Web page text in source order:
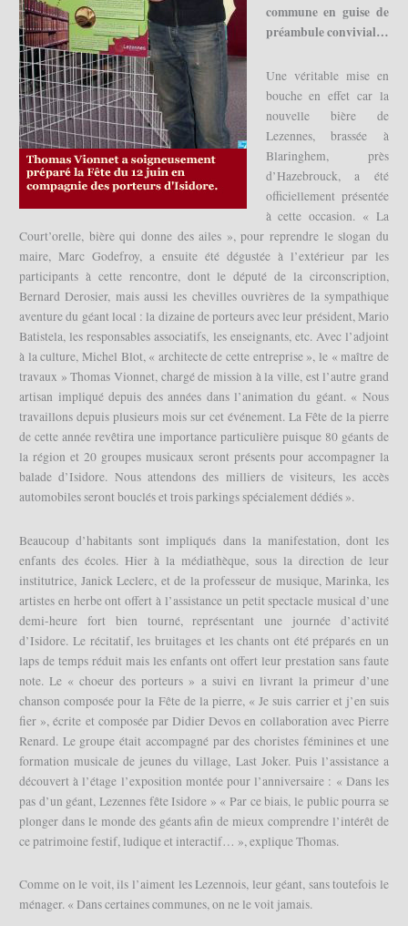
commune en guise de
préambule convivial…
Une véritable mise en
bouche en effet car la
nouvelle bière de
Lezennes, brassée à
Blaringhem, près
d’Hazebrouck, a été
officiellement présentée
à cette occasion. « La
Court’orelle, bière qui donne des ailes », pour reprendre le slogan du
maire, Marc Godefroy, a ensuite été dégustée à l’extérieur par les
participants à cette rencontre, dont le député de la circonscription,
Bernard Derosier, mais aussi les chevilles ouvrières de la sympathique
aventure du géant local : la dizaine de porteurs avec leur président, Mario
Batistela, les responsables associatifs, les enseignants, etc. Avec l’adjoint
à la culture, Michel Blot, « architecte de cette entreprise », le « maître de
travaux » Thomas Vionnet, chargé de mission à la ville, est l’autre grand
artisan impliqué depuis des années dans l’animation du géant. « Nous
travaillons depuis plusieurs mois sur cet événement. La Fête de la pierre
de cette année revêtira une importance particulière puisque 80 géants de
la région et 20 groupes musicaux seront présents pour accompagner la
balade d’Isidore. Nous attendons des milliers de visiteurs, les accès
automobiles seront bouclés et trois parkings spécialement dédiés ».
Beaucoup d’habitants sont impliqués dans la manifestation, dont les
enfants des écoles. Hier à la médiathèque, sous la direction de leur
institutrice, Janick Leclerc, et de la professeur de musique, Marinka, les
artistes en herbe ont offert à l’assistance un petit spectacle musical d’une
demi-heure fort bien tourné, représentant une journée d’activité
d’Isidore. Le récitatif, les bruitages et les chants ont été préparés en un
laps de temps réduit mais les enfants ont offert leur prestation sans faute
note. Le « choeur des porteurs » a suivi en livrant la primeur d’une
chanson composée pour la Fête de la pierre, « Je suis carrier et j’en suis
fier », écrite et composée par Didier Devos en collaboration avec Pierre
Renard. Le groupe était accompagné par des choristes féminines et une
formation musicale de jeunes du village, Last Joker. Puis l’assistance a
découvert à l’étage l’exposition montée pour l’anniversaire : « Dans les
pas d’un géant, Lezennes fête Isidore » « Par ce biais, le public pourra se
plonger dans le monde des géants afin de mieux comprendre l’intérêt de
ce patrimoine festif, ludique et interactif… », explique Thomas.
Comme on le voit, ils l’aiment les Lezennois, leur géant, sans toutefois le
ménager. « Dans certaines communes, on ne le voit jamais.